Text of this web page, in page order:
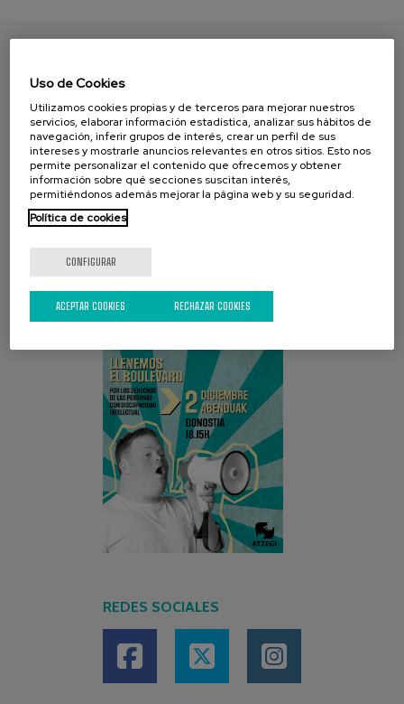
CAMPAÑA ACTUAL
REDES SOCIALES
Uso de Cookies
Utilizamos cookies propias y de terceros para mejorar nuestros
servicios, elaborar información estadística, analizar sus hábitos de
navegación, inferir grupos de interés, crear un perfil de sus
intereses y mostrarle anuncios relevantes en otros sitios. Esto nos
permite personalizar el contenido que ofrecemos y obtener
información sobre qué secciones suscitan interés,
permitiéndonos además mejorar la página web y su seguridad.
Política de cookies
CONFIGURAR
RECHAZAR COOKIES
ACEPTAR COOKIES